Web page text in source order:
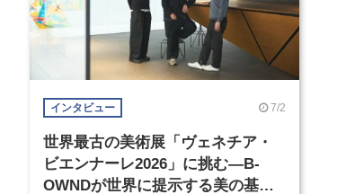
インタビュー 7/2
世界最古の美術展「ヴェネチア・
ビエンナーレ2026」に挑む―B-
OWNDが世界に提示する美の基準